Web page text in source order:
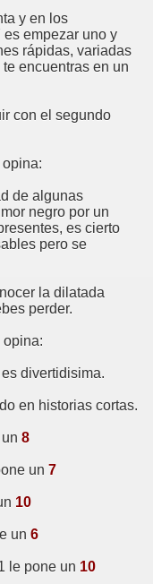
y en los
empezar uno y
rápidas, variadas
encuentras en un
con el segundo
de algunas
negro por un
es cierto
pero se
la dilatada
perder.
opina:
divertidisima.
en historias cortas.
8
un 7
10
un 6
le pone un 10